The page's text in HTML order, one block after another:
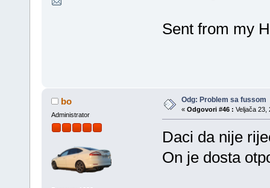
Sent from my
bo
Administrator
Odg: Problem sa fussom
« Odgovori #46 : Veljača 23,
Daci da nije
On je dosta